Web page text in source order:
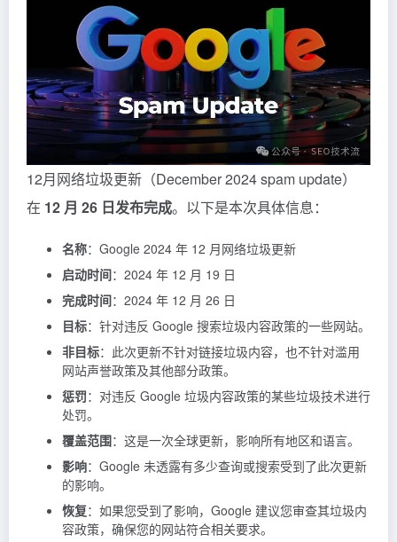
12月网络垃圾更新（December 2024 spam update）
在 12 月 26 日发布完成。以下是本次具体信息：
名称：Google 2024 年 12 月网络垃圾更新
启动时间：2024 年 12 月 19 日
完成时间：2024 年 12 月 26 日
目标：针对违反 Google 搜索垃圾内容政策的一些网站。
非目标：此次更新不针对链接垃圾内容，也不针对滥用
网站声誉政策及其他部分政策。
惩罚：对违反 Google 垃圾内容政策的某些垃圾技术进行
处罚。
覆盖范围：这是一次全球更新，影响所有地区和语言。
影响：Google 未透露有多少查询或搜索受到了此次更新
的影响。
恢复：如果您受到了影响，Google 建议您审查其垃圾内
容政策，确保您的网站符合相关要求。